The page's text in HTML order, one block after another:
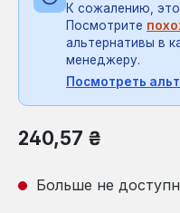
К сожалению,
Посмотрите
альтернативы в
менеджеру.
Посмотреть
Обычная цена:
240,57 ₴
Больше не